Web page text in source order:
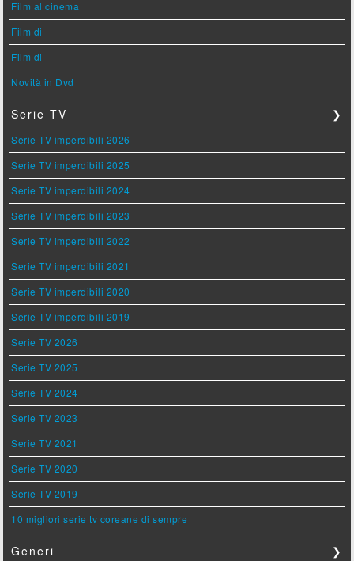
Film al cinema
Film di
Film di
Novità in Dvd
Serie TV ❯
Serie TV imperdibili 2026
Serie TV imperdibili 2025
Serie TV imperdibili 2024
Serie TV imperdibili 2023
Serie TV imperdibili 2022
Serie TV imperdibili 2021
Serie TV imperdibili 2020
Serie TV imperdibili 2019
Serie TV 2026
Serie TV 2025
Serie TV 2024
Serie TV 2023
Serie TV 2021
Serie TV 2020
Serie TV 2019
10 migliori serie tv coreane di sempre
Generi ❯